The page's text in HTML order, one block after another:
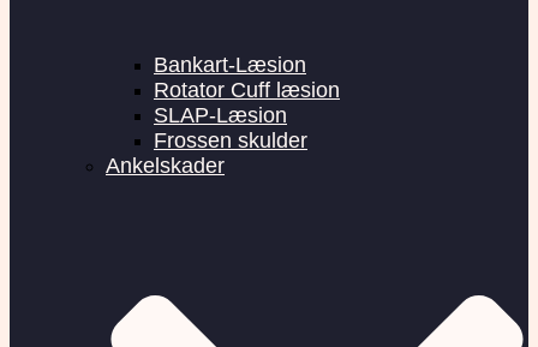
Bankart-Læsion
Rotator Cuff læsion
SLAP-Læsion
Frossen skulder
Ankelskader